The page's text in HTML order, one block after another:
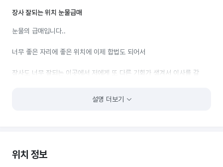
장사 잘되는 위치 눈물급매
눈물의 급매입니다..
너무 좋은 자리에 좋은 위치에 이제 합법도 되어서
장사도 너무 잘되는 이곳에서 저에게 또 다른 기회가 생겨서 이사를 갈
여기서 월매출 1천 넘은적 많고 손님도 많습니다
설명 더보기
위치 정보